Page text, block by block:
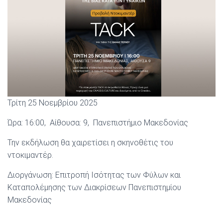
Τρίτη 25 Νοεμβρίου 2025
Ώρα: 16:00, Αίθουσα: 9, Πανεπιστήμιο Μακεδονίας
Την εκδήλωση θα χαιρετίσει η σκηνοθέτις του
ντοκιμαντέρ.
Διοργάνωση: Επιτροπή Ισότητας των Φύλων και
Καταπολέμησης των Διακρίσεων Πανεπιστημίου
Μακεδονίας